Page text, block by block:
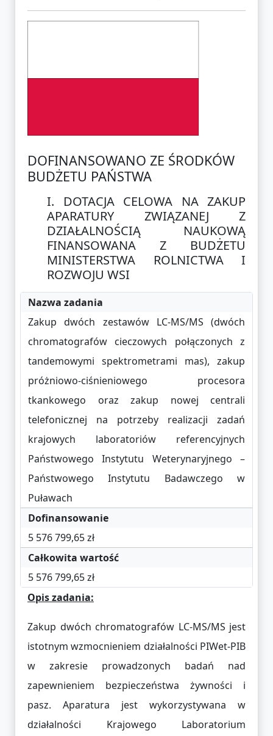
DOFINANSOWANO ZE ŚRODKÓW
BUDŻETU PAŃSTWA
DOTACJA CELOWA NA ZAKUP
APARATURY ZWIĄZANEJ Z
DZIAŁALNOŚCIĄ NAUKOWĄ
FINANSOWANA Z BUDŻETU
MINISTERSTWA ROLNICTWA I
ROZWOJU WSI
Nazwa zadania
Zakup dwóch zestawów LC-MS/MS (dwóch
chromatografów cieczowych połączonych z
tandemowymi spektrometrami mas), zakup
próżniowo-ciśnieniowego procesora
tkankowego oraz zakup nowej centrali
telefonicznej na potrzeby realizacji zadań
krajowych laboratoriów referencyjnych
Państwowego Instytutu Weterynaryjnego –
Państwowego Instytutu Badawczego w
Puławach
Dofinansowanie
5 576 799,65 zł
Całkowita wartość
5 576 799,65 zł
Opis zadania:
Zakup dwóch chromatografów LC-MS/MS jest
istotnym wzmocnieniem działalności PIWet-PIB
w zakresie prowadzonych badań nad
zapewnieniem bezpieczeństwa żywności i
pasz. Aparatura jest wykorzystywana w
działalności Krajowego Laboratorium